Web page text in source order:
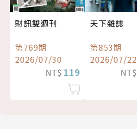
財訊雙週刊
第769期
2026/07/30
NT$ 119
天下雜誌
第853期
2026/07/22
NT$